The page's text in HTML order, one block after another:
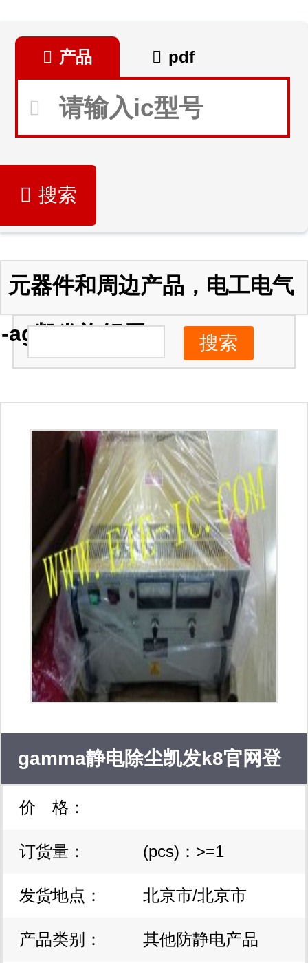
产品 pdf
搜索
元器件和周边产品，电工电气
-ag凯发旗舰厅
gamma静电除尘凯发k8官网登
录vip的解决方案
价 格：
订货量： (pcs)：>=1
发货地点： 北京市/北京市
产品类别： 其他防静电产品